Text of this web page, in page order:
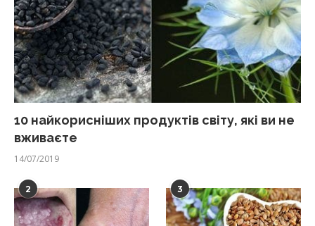
10 найкорисніших продуктів світу, які ви не
вживаєте
14/07/2019
2 3